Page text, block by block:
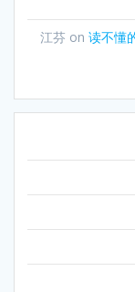
江芬 on 读不懂